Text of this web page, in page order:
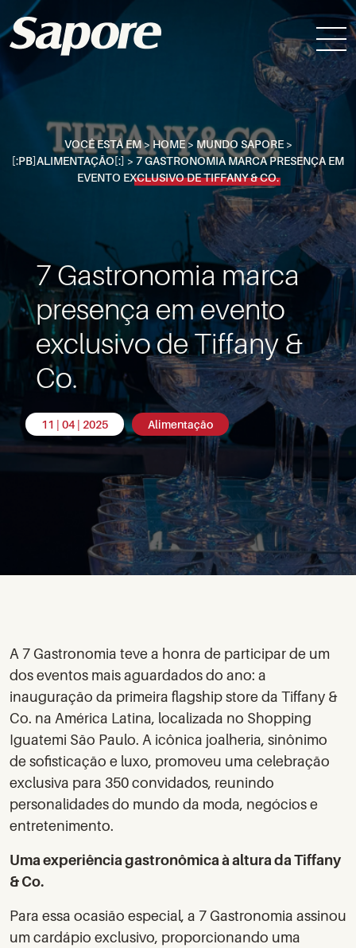
VOCÊ ESTÁ EM > HOME> MUNDO SAPORE>
[:PB]ALIMENTAÇÃO[:]> 7 GASTRONOMIA MARCA PRESENÇA EM
EVENTO EXCLUSIVO DE TIFFANY & CO.
7 Gastronomia marca
presença em evento
exclusivo de Tiffany &
Co.
11 | 04 | 2025 Alimentação
A 7 Gastronomia teve a honra de participar de um
dos eventos mais aguardados do ano: a
inauguração da primeira flagship store da Tiffany &
Co. na América Latina, localizada no Shopping
Iguatemi São Paulo. A icônica joalheria, sinônimo
de sofisticação e luxo, promoveu uma celebração
exclusiva para 350 convidados, reunindo
personalidades do mundo da moda, negócios e
entretenimento.
Uma experiência gastronômica à altura da Tiffany
& Co.
Para essa ocasião especial, a 7 Gastronomia assinou
um cardápio exclusivo, proporcionando uma